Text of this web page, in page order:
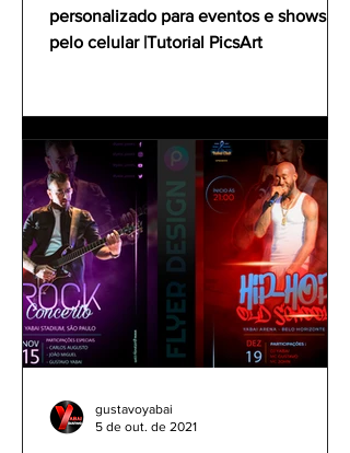
personalizado para eventos e shows
pelo celular |Tutorial PicsArt
gustavoyabai
5 de out. de 2021